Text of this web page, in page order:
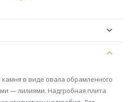
в виде овала обрамленного
— лилиями. Надгробная плита